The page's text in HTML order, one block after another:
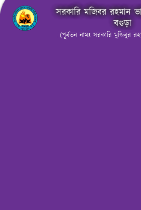
সরকারি মজিবর রহমান
বগুড়া
(পূর্বতন নামঃ সরকারি মুজিবুর